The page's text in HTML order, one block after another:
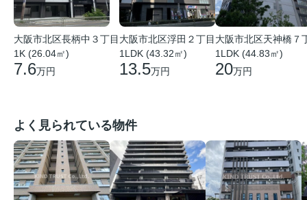
大阪市北区長柄中３丁目
1K (26.04㎡)
7.6万円
大阪市北区浮田２丁目
1LDK (43.32㎡)
13.5万円
大阪市北区天神橋７
1LDK (44.83㎡)
20万円
よく見られている物件